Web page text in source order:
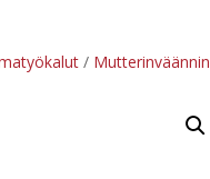
/ Mutterinväännin